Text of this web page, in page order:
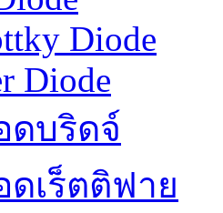
Diode
Diode
ดบริดจ์
ดเร็ตติฟาย